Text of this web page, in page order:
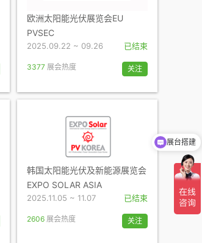
欧洲太阳能光伏展览会EU
PVSEC
2025.09.22 ~ 09.26 已结束
3377 展会热度 关注
韩国太阳能光伏及新能源展览会
EXPO SOLAR ASIA
2025.11.05 ~ 11.07 已结束
2606展会热度 关注
展台搭建